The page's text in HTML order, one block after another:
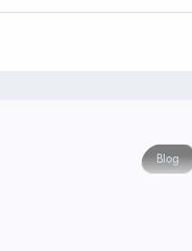
Blog